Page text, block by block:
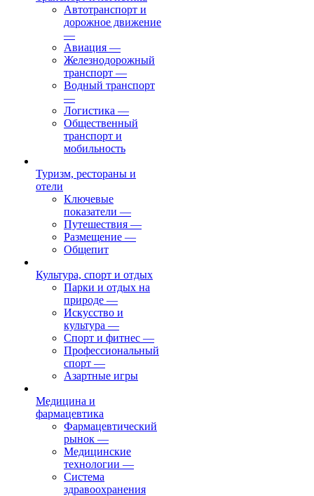
Автотранспорт и
дорожное движение
—
Авиация —
Железнодорожный
транспорт —
Водный транспорт
—
Логистика —
Общественный
транспорт и
мобильность
Туризм, рестораны и
отели
Ключевые
показатели —
Путешествия —
Размещение —
Общепит
Культура, спорт и отдых
Парки и отдых на
природе —
Искусство и
культура —
Спорт и фитнес —
Профессиональный
спорт —
Азартные игры
Медицина и
фармацевтика
Фармацевтический
рынок —
Медицинские
технологии —
Система
здравоохранения